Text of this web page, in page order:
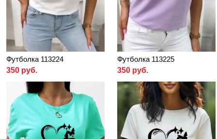
Футболка 113224
350 руб.
Футболка 113225
350 руб.